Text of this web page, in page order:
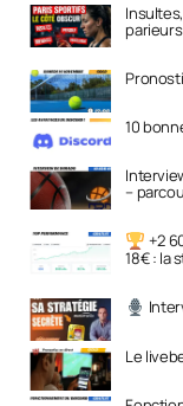
10
–
+2
18€ : la
Le